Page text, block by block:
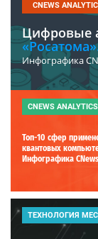
CNEWS
Цифровые
Инфографика
CNEWS ANALYTICS
Топ-10 сфер
квантовых
Инфографика CNews
ТЕХНОЛОГИЯ